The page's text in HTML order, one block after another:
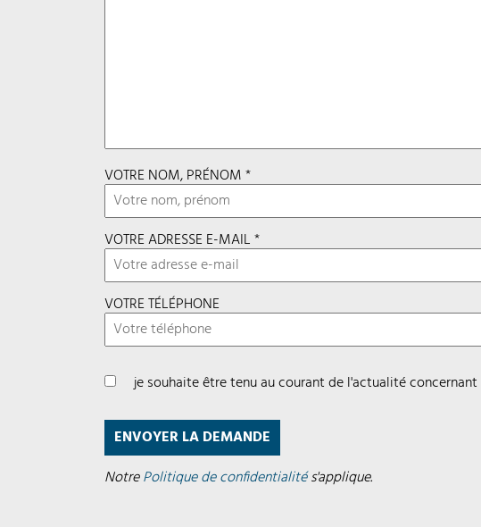
VOTRE NOM, PRÉNOM *
VOTRE ADRESSE E-MAIL *
VOTRE TÉLÉPHONE
je souhaite être tenu au courant de l'actualité
NotrePolitique de confidentialités'applique.